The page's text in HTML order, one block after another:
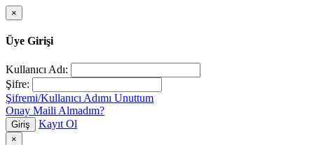
×
Üye Girişi
Kullanıcı Adı:
Şifre:
Şifremi/Kullanıcı Adımı Unuttum
Onay Maili Almadım?
Giriş Kayıt Ol
×